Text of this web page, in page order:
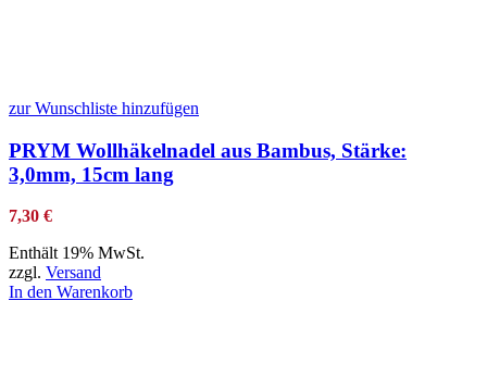
zur Wunschliste hinzufügen
PRYM Wollhäkelnadel aus Bambus, Stärke:
3,0mm, 15cm lang
7,30 €
Enthält 19% MwSt.
zzgl. Versand
In den Warenkorb